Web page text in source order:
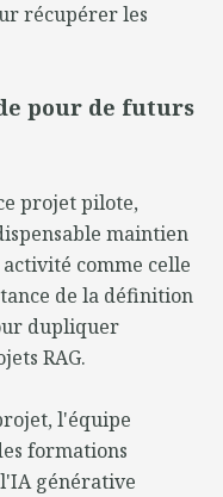
récupérer les
pour de futurs
projet pilote,
maintien
comme celle
de la définition
dupliquer
RAG.
l'équipe
formations
générative